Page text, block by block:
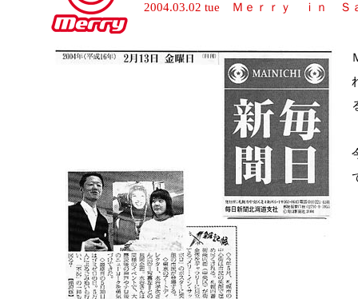
2004.03.02 tue Ｍｅｒｒｙ ｉｎ Ｓ